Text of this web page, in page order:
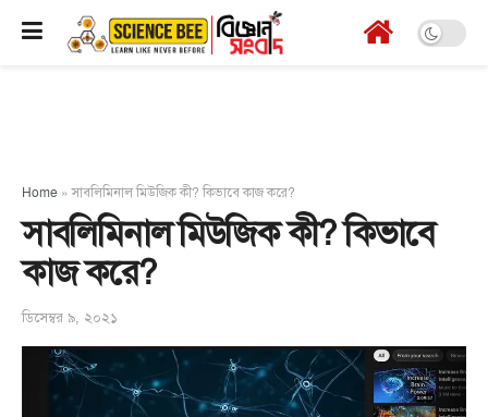
Home »সাবলিমিনাল মিউজিক কী? কিভাবে কাজ করে?
সাবলিমিনাল মিউজিক কী? কিভাবে
কাজ করে?
ডিসেম্বর ৯, ২০২১